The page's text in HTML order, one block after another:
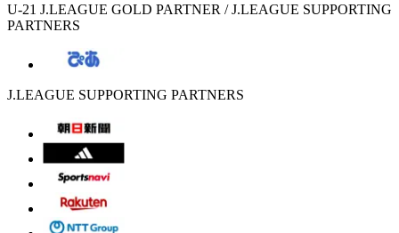
U-21 J.LEAGUE GOLD PARTNER / J.LEAGUE SUPPORTING
PARTNERS
J.LEAGUE SUPPORTING PARTNERS